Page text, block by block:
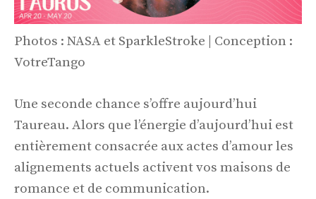
Photos : NASA et SparkleStroke | Conception :
VotreTango
Une seconde chance s’offre aujourd’hui
Taureau. Alors que l’énergie d’aujourd’hui est
entièrement consacrée aux actes d’amour les
alignements actuels activent vos maisons de
romance et de communication.